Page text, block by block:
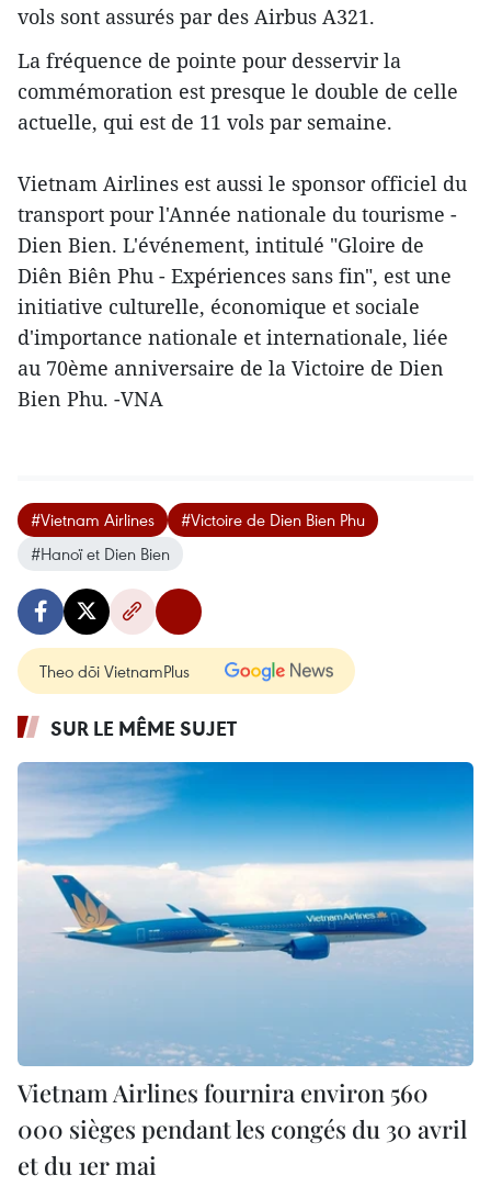
vols sont assurés par des Airbus A321.
La fréquence de pointe pour desservir la
commémoration est presque le double de celle
actuelle, qui est de 11 vols par semaine.
Vietnam Airlines est aussi le sponsor officiel du
transport pour l'Année nationale du tourisme -
Dien Bien. L'événement, intitulé "Gloire de
Diên Biên Phu - Expériences sans fin", est une
initiative culturelle, économique et sociale
d'importance nationale et internationale, liée
au 70ème anniversaire de la Victoire de Dien
Bien Phu. -VNA
#Vietnam Airlines
#Victoire de Dien Bien Phu
#Hanoï et Dien Bien
Theo dõi VietnamPlus
SUR LE MÊME SUJET
Vietnam Airlines fournira environ 560
000 sièges pendant les congés du 30 avril
et du 1er mai